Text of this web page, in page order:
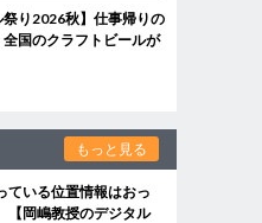
祭り2026秋】仕事帰りの
国のクラフトビールが
もっと見る
ている位置情報はおっ
岡嶋教授のデジタル